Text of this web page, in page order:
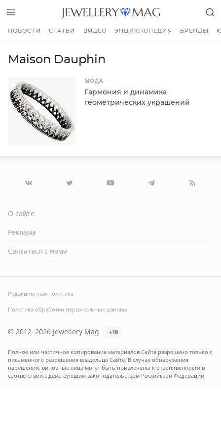
НОВОСТИ СТАТЬИ ВИДЕО ЭНЦИКЛОПЕДИЯ БРЕНДЫ
Maison Dauphin
МОДА
Гармония и динамика
геометрических украшений
О сайте
Реклама
Связаться с нами
© 2012–2026 Jewellery Mag +16
Редакционная политика
Политика обработки персональных данных
Полное или частичное копирование материалов Сайта разрешено только с
письменного разрешения владельца Сайта. В случае обнаружения
нарушений, виновные лица могут быть привлечены к ответственности в
соответствии с действующим законодательством Российской Федерации.